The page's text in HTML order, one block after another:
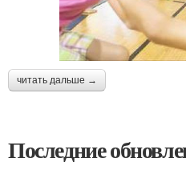
читать дальше →
Последние